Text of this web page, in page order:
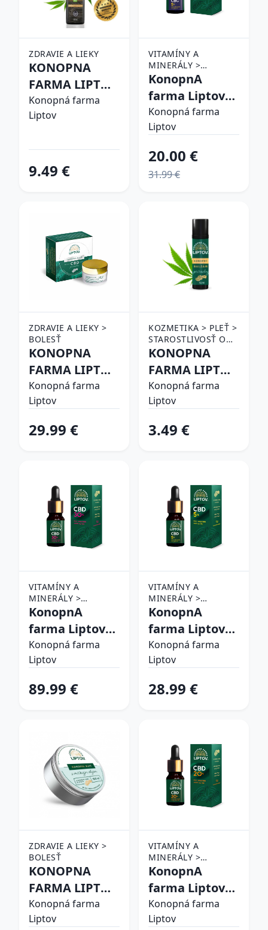
ZDRAVIE A LIEKY
KONOPNA
FARMA LIPTOV
KONOPNY
OLEJ ZO
Konopná farma
Liptov
9.49 €
VITAMÍNY A
MINERÁLY >
DOPLNKY VÝŽIVY >
CBD PRODUKTY
KonopnA
farma Liptov
CBG OLEJ 5%
10ml
Konopná farma
Liptov
20.00 €
31.99 €
ZDRAVIE A LIEKY >
BOLESŤ
KONOPNA
FARMA LIPTOV
K. MAST CBD
1000MG 3,3%
Konopná farma
Liptov
29.99 €
KOZMETIKA > PLEŤ >
STAROSTLIVOSŤ O
PERY A OKOLIE >
KONOPNA
FARMA LIPTOV
KONOPNY
BALZAM NA
Konopná farma
Liptov
3.49 €
VITAMÍNY A
MINERÁLY >
DOPLNKY VÝŽIVY >
CBD PRODUKTY
KonopnA
farma Liptov
CBD OLEJ 30%
10ml
Konopná farma
Liptov
89.99 €
VITAMÍNY A
MINERÁLY >
DOPLNKY VÝŽIVY >
CBD PRODUKTY
KonopnA
farma Liptov
CBD OLEJ 5%
10ml
Konopná farma
Liptov
28.99 €
ZDRAVIE A LIEKY >
BOLESŤ
KONOPNA
FARMA LIPTOV
KONOP MAST
MATOVY OLEJ
Konopná farma
Liptov
VITAMÍNY A
MINERÁLY >
DOPLNKY VÝŽIVY >
CBD PRODUKTY
KonopnA
farma Liptov
CBD OLEJ 20%
10ml
Konopná farma
Liptov